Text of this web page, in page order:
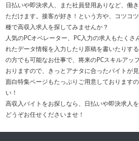
日払いや即決求人、また社員登用ありなど、働
ただけます。接客が好き！という方や、コツコ
種で高収入求人を探してみませんか？
人気のPCオペレーター、PC入力の求人もたく
れたデータ情報を入力したり原稿を書いたりす
の方でも可能なお仕事で、将来のPCスキルアッ
おりますので、きっとアナタに合ったバイトが見
面白特集ページもたっぷりご用意しております
い！
高収入バイトをお探しなら、日払いや即決求人
どうぞお任せくださいませ！